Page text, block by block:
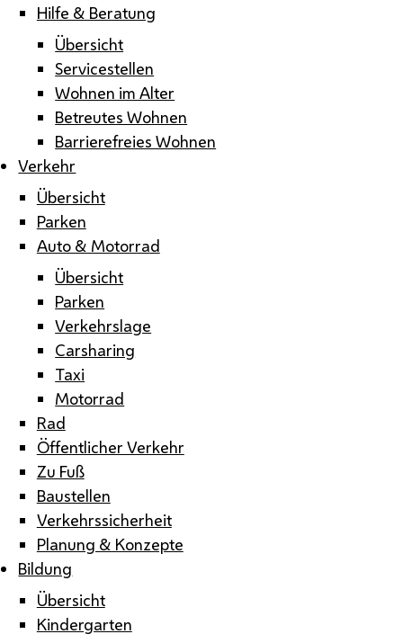
Hilfe & Beratung
Übersicht
Servicestellen
Wohnen im Alter
Betreutes Wohnen
Barrierefreies Wohnen
Verkehr
Übersicht
Parken
Auto & Motorrad
Übersicht
Parken
Verkehrslage
Carsharing
Taxi
Motorrad
Rad
Öffentlicher Verkehr
Zu Fuß
Baustellen
Verkehrssicherheit
Planung & Konzepte
Bildung
Übersicht
Kindergarten